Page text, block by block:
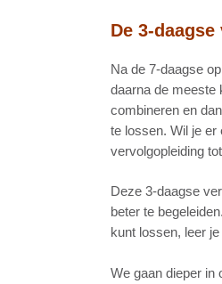
De 3-
Na de 7-daagse
daarna de meeste
combineren en
te lossen. Wil je er
vervolgopleiding
Deze 3-daagse
beter te
kunt lossen, leer
We gaan dieper in